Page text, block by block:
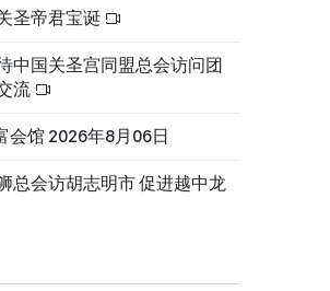
圣帝君宝诞
中国关圣宫同盟总会访问团
流
会馆 2026年8月06日
总会访胡志明市 促进越中龙